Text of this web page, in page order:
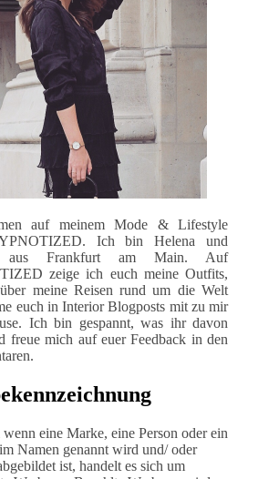
auf meinem Mode & Lifestyle
Ich bin Helena und
aus Frankfurt am Main. Auf
zeige ich euch meine Outfits,
meine Reisen rund um die Welt
euch in Interior Blogposts mit zu mir
Ich bin gespannt, was ihr davon
freue mich auf euer Feedback in den
wenn eine Marke, eine Person oder ein
Namen genannt wird und/ oder
ist, handelt es sich um